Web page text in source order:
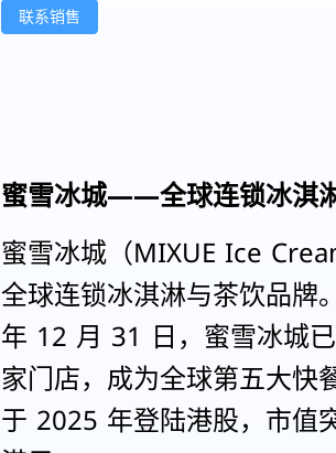
联系销售
蜜雪冰城——全球连锁冰淇
蜜雪冰城（MIXUE Ice
全球连锁冰淇淋与茶饮品牌
年 12 月 31 日，蜜雪冰城
家门店，成为全球第五大快
于 2025 年登陆港股，市值